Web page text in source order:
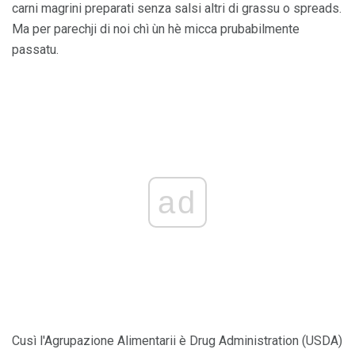
carni magrini preparati senza salsi altri di grassu o spreads.
Ma per parechji di noi chì ùn hè micca prubabilmente
passatu.
ad
Cusì l'Agrupazione Alimentarii è Drug Administration (USDA)